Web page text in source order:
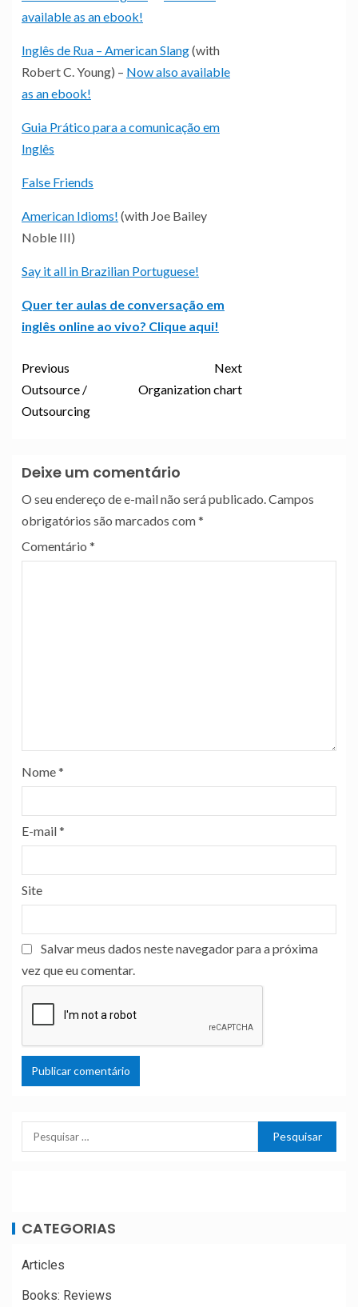
available as an ebook!
Inglês de Rua – American Slang(with
Robert C. Young) – Now also available
as an ebook!
Guia Prático para a comunicação em
Inglês
False Friends
American Idioms! (with Joe Bailey
Noble III)
Say it all in Brazilian Portuguese!
Quer ter aulas de conversação em
inglês online ao vivo? Clique aqui!
Previous
Outsource /
Outsourcing
Next
Organization chart
Deixe um comentário
O seu endereço de e-mail não será publicado.Campos
obrigatórios são marcados com*
Comentário *
Nome*
E-mail*
Site
Salvar meus dados neste navegador para a próxima
vez que eu comentar.
CATEGORIAS
Articles
Books: Reviews